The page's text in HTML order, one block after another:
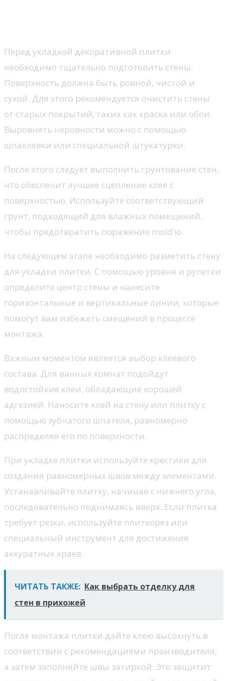
Перед укладкой декоративной плитки
необходимо тщательно подготовить стены.
Поверхность должна быть ровной, чистой и
сухой. Для этого рекомендуется очистить стены
от старых покрытий, таких как краска или обои.
Выровнять неровности можно с помощью
шпаклевки или специальной штукатурки.
После этого следует выполнить грунтование стен,
что обеспечит лучшее сцепление клея с
поверхностью. Используйте соответствующий
грунт, подходящий для влажных помещений,
чтобы предотвратить поражение mold’ю.
На следующем этапе необходимо разметить стену
для укладки плитки. С помощью уровня и рулетки
определите центр стены и нанесите
горизонтальные и вертикальные линии, которые
помогут вам избежать смещений в процессе
монтажа.
Важным моментом является выбор клеевого
состава. Для ванных комнат подойдут
водостойкие клеи, обладающие хорошей
адгезией. Наносите клей на стену или плитку с
помощью зубчатого шпателя, равномерно
распределяя его по поверхности.
При укладке плитки используйте крестики для
создания равномерных швов между элементами.
Устанавливайте плитку, начиная с нижнего угла,
последовательно поднимаясь вверх. Если плитка
требует резки, используйте плиткорез или
специальный инструмент для достижения
аккуратных краев.
ЧИТАТЬ ТАКЖЕ: Как выбрать отделку для
стен в прихожей
После монтажа плитки дайте клею высохнуть в
соответствии с рекомендациями производителя,
а затем заполняйте швы затиркой. Это защитит